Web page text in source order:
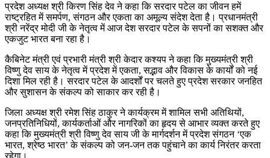
प्रदेश अध्यक्ष श्री किरण सिंह देव ने कहा कि सरदार पटेल का जीवन हमें
राष्ट्रहित में समर्पण, संगठन और एकता का अमूल्य संदेश देता है। प्रधानमंत्री
श्री नरेंद्र मोदी जी के नेतृत्व में आज देश सरदार पटेल के सपनों का सशक्त और
एकजुट भारत बना रहा है।
कैबिनेट मंत्री एवं प्रभारी मंत्री श्री केदार कश्यप ने कहा कि मुख्यमंत्री श्री
विष्णु देव साय के नेतृत्व में प्रदेश में एकता, सद्भाव और विकास के कार्यों को नई
दिशा मिल रही है। सरदार पटेल के आदर्शों पर चलते हुए प्रदेश सरकार जनहित
और सुशासन के संकल्प को साकार कर रही है।
जिला अध्यक्ष श्री रमेश सिंह ठाकुर ने कार्यक्रम में शामिल सभी अतिथियों,
जनप्रतिनिधियों, कार्यकर्ताओं और नागरिकों का हृदय से आभार व्यक्त करते हुए
कहा कि मुख्यमंत्री श्री विष्णु देव साय जी के मार्गदर्शन में प्रदेश संगठन ‘एक
भारत, श्रेष्ठ भारत’ के संकल्प को जन-जन तक पहुंचाने का कार्य निरंतर करता
रहेगा।